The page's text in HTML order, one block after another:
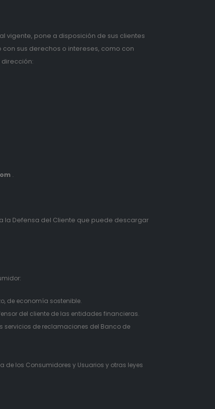
vigente, pone a disposición de sus clientes
sus derechos o intereses, como con
.
la Defensa del Cliente que puede descargar
de economía sostenible.
del cliente de las entidades financieras.
servicios de reclamaciones del Banco de
de los Consumidores y Usuarios y otras leyes